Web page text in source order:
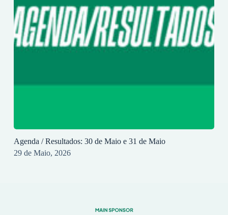
Agenda / Resultados: 30 de Maio e 31 de Maio
29 de Maio, 2026